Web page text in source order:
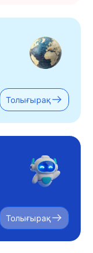
Толығырақ
Толығырақ